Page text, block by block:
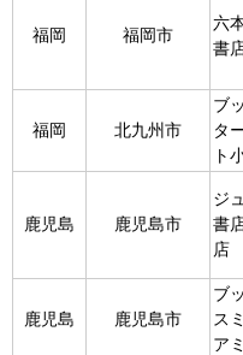
福岡 福岡市
六
書
福岡 北九州市
ブ
タ
ト
鹿児島 鹿児島市
ジ
書
店
鹿児島 鹿児島市
ブ
ス
ア